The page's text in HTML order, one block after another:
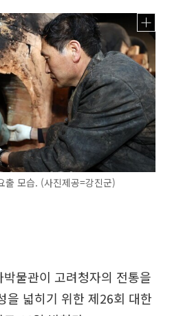
모습. (사진제공=강진군)
물관이 고려청자의 전통을
을 넓히기 위한 제26회 대한